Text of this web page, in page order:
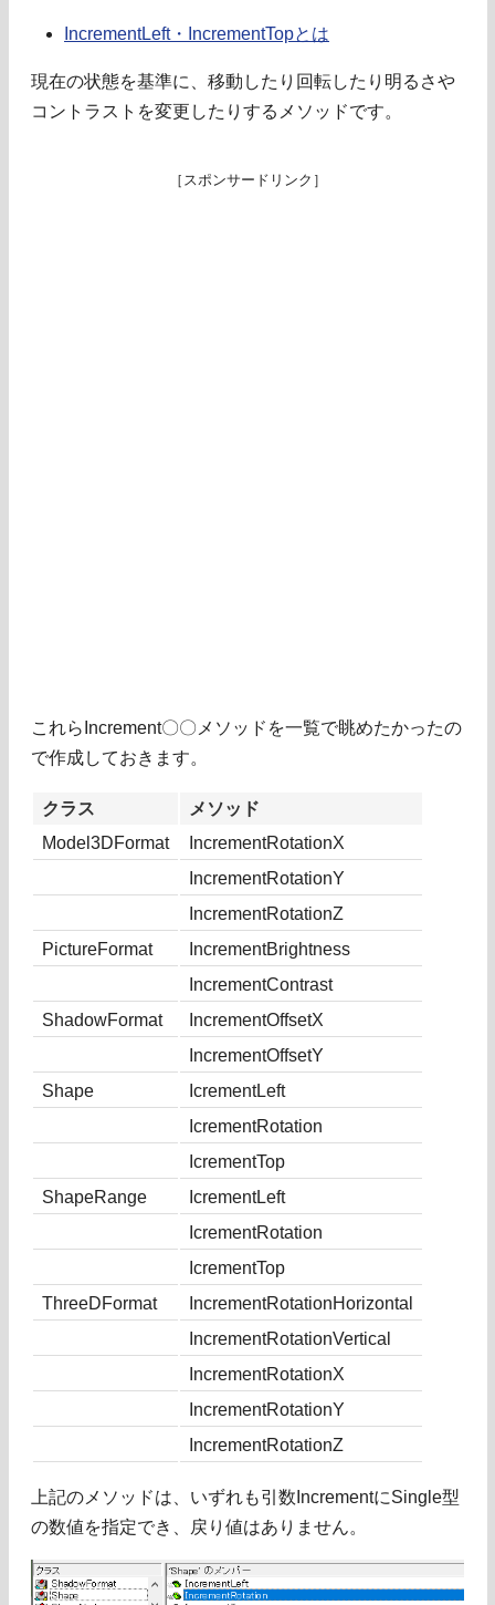
IncrementLeft・IncrementTopとは
現在の状態を基準に、移動したり回転したり明るさや
コントラストを変更したりするメソッドです。
［スポンサードリンク］
これらIncrement〇〇メソッドを一覧で眺めたかったの
で作成しておきます。
クラス
メソッド
Model3DFormat
IncrementRotationX
IncrementRotationY
IncrementRotationZ
PictureFormat
IncrementBrightness
IncrementContrast
ShadowFormat
IncrementOffsetX
IncrementOffsetY
Shape
IcrementLeft
IcrementRotation
IcrementTop
ShapeRange
IcrementLeft
IcrementRotation
IcrementTop
ThreeDFormat
IncrementRotationHorizontal
IncrementRotationVertical
IncrementRotationX
IncrementRotationY
IncrementRotationZ
上記のメソッドは、いずれも引数IncrementにSingle型
の数値を指定でき、戻り値はありません。